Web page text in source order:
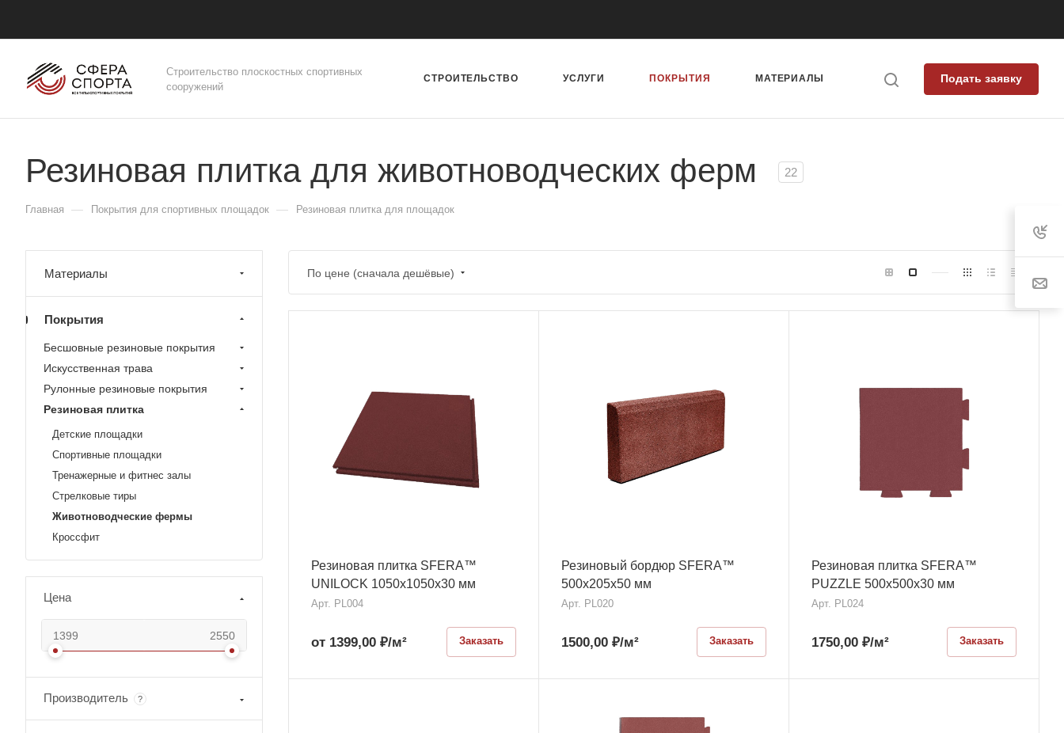
Строительство плоскостных спортивных
сооружений
СТРОИТЕЛЬСТВО УСЛУГИ ПОКРЫТИЯ МАТЕРИАЛЫ Подать заявку
Резиновая плитка для животноводческих ферм 22
Главная — Покрытия для спортивных площадок — Резиновая плитка для площадок
По цене (сначала дешёвые)
Резиновая плитка SFERA™
UNILOCK 1050x1050x30 мм
Арт. PL004
от 1399,00 ₽/м² Заказать
Резиновый бордюр SFERA™
500х205х50 мм
Арт. PL020
1500,00 ₽/м² Заказать
Резиновая плитка SFERA™
PUZZLE 500x500x30 мм
Арт. PL024
1750,00 ₽/м² Заказать
Материалы
Покрытия
Бесшовные резиновые покрытия
Искусственная трава
Рулонные резиновые покрытия
Резиновая плитка
Детские площадки
Спортивные площадки
Тренажерные и фитнес залы
Стрелковые тиры
Животноводческие фермы
Кроссфит
Цена
Производитель ?